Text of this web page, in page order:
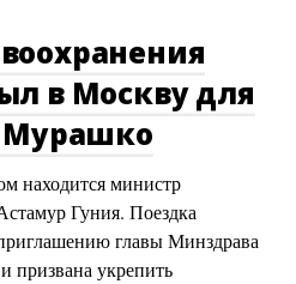
в Москву для
Мурашко
находится министр
Гуния. Поездка
главы Минздрава
укрепить